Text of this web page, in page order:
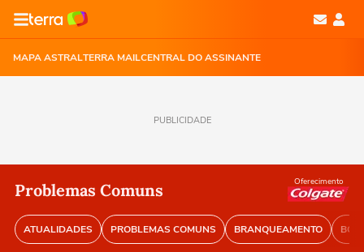
MAPA ASTRALTERRA MAILCENTRAL DO ASSINANTE
PUBLICIDADE
Problemas Comuns
ATUALIDADES PROBLEMAS COMUNS BRANQUEAMENTO BOA
Oferecimento